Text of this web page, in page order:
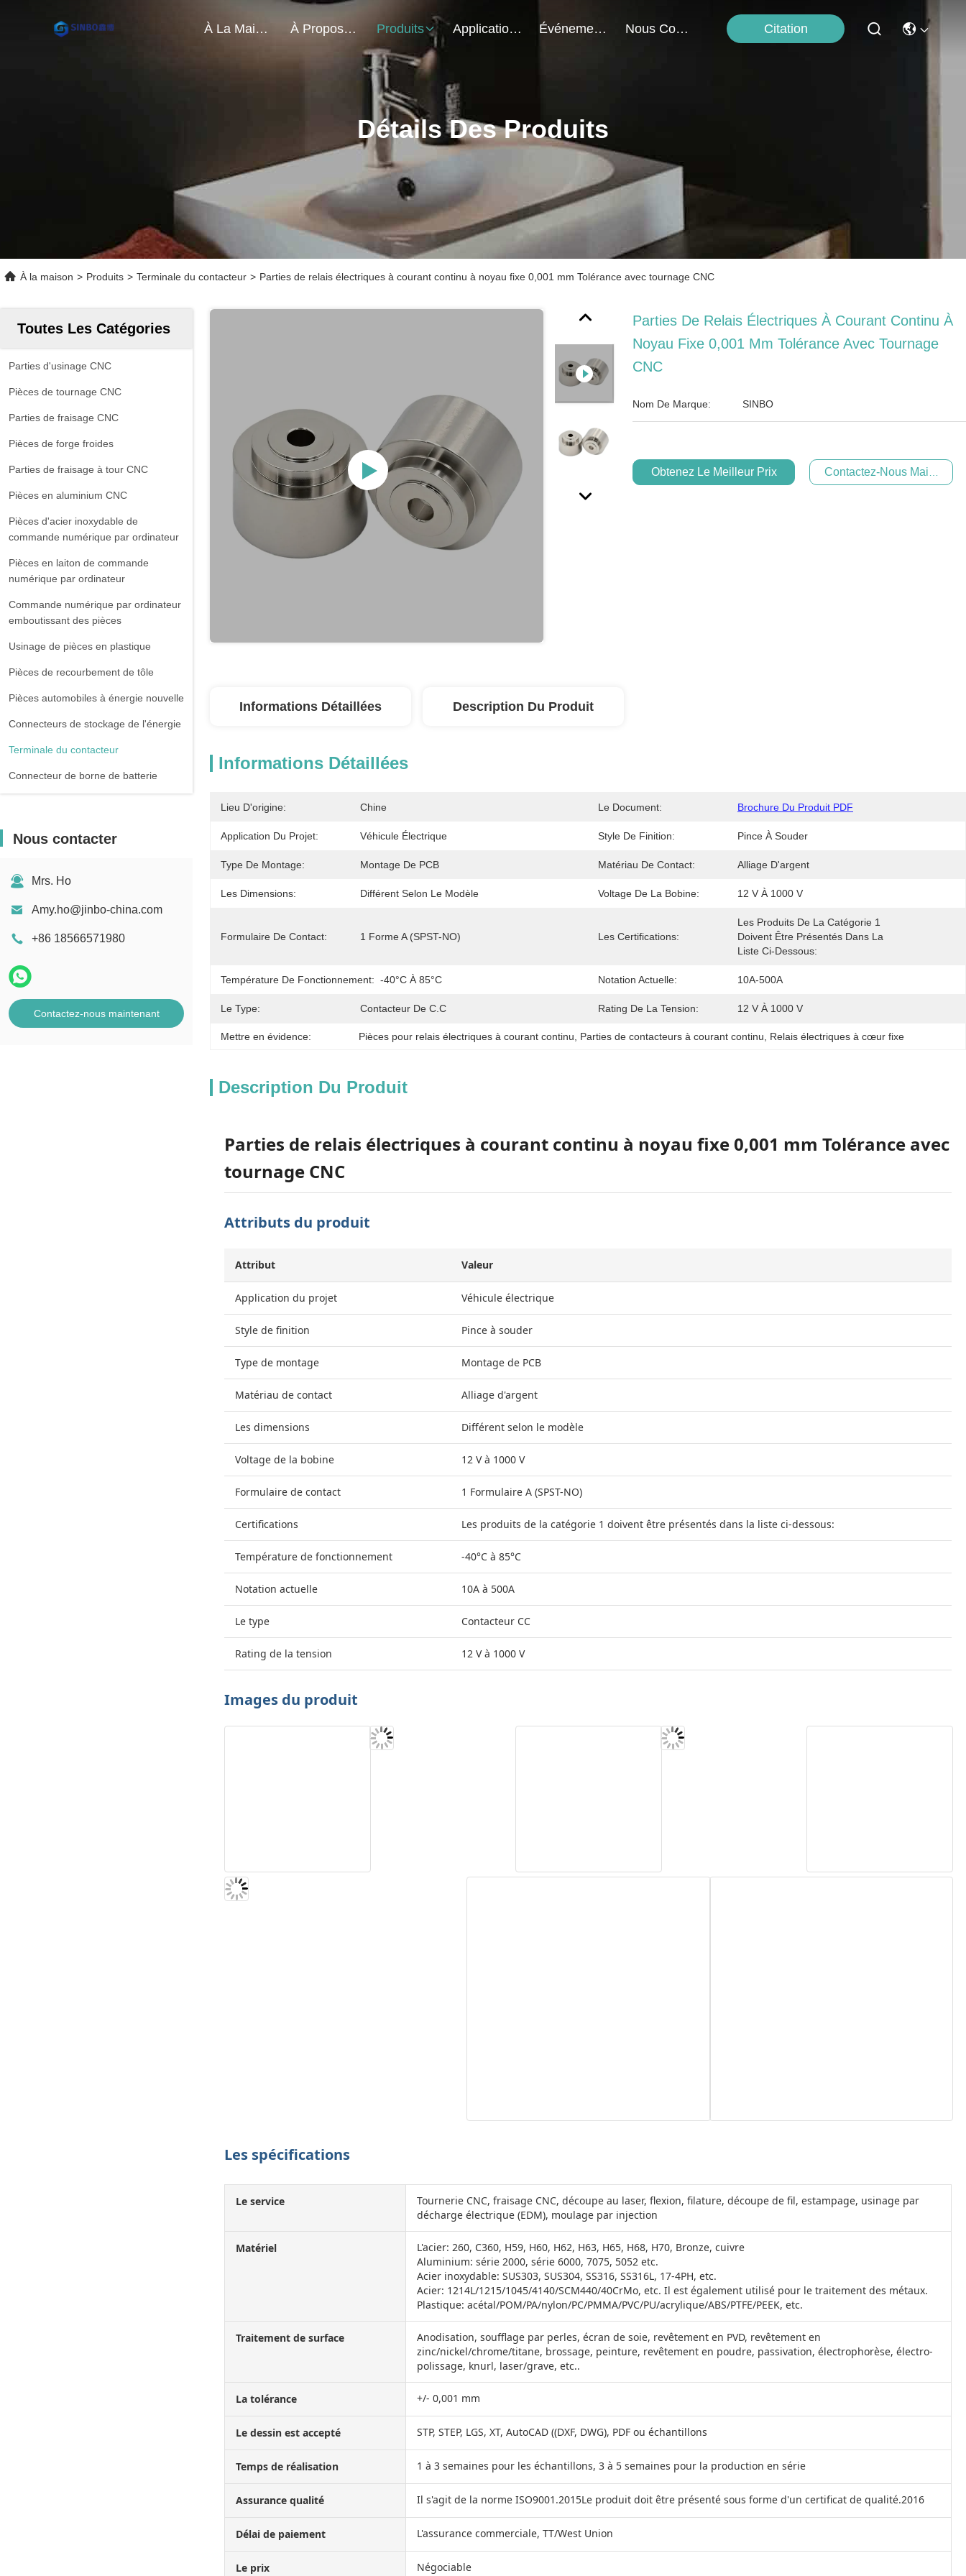
À La Maison À Propos De Nous Produits Application Du Projet Événements Nous Contacter Citation
Détails Des Produits
À la maison > Produits > Terminale du contacteur > Parties de relais électriques à courant continu à noyau fixe 0,001 mm Tolérance avec tournage CNC
Toutes Les Catégories
Parties d'usinage CNC
Pièces de tournage CNC
Parties de fraisage CNC
Pièces de forge froides
Parties de fraisage à tour CNC
Pièces en aluminium CNC
Pièces d'acier inoxydable de
commande numérique par ordinateur
Pièces en laiton de commande
numérique par ordinateur
Commande numérique par ordinateur
emboutissant des pièces
Usinage de pièces en plastique
Pièces de recourbement de tôle
Pièces automobiles à énergie nouvelle
Connecteurs de stockage de l'énergie
Terminale du contacteur
Connecteur de borne de batterie
Nous contacter
Mrs. Ho
Amy.ho@jinbo-china.com
+86 18566571980
Contactez-nous maintenant
Parties De Relais Électriques À Courant Continu À
Noyau Fixe 0,001 Mm Tolérance Avec Tournage
CNC
Nom De Marque: SINBO
Obtenez Le Meilleur Prix Contactez-Nous Maintenant
Informations Détaillées Description Du Produit
Informations Détaillées
Lieu D'origine: Chine Le Document: Brochure Du Produit PDF
Application Du Projet: Véhicule Électrique Style De Finition: Pince À Souder
Type De Montage: Montage De PCB Matériau De Contact: Alliage D'argent
Les Dimensions: Différent Selon Le Modèle Voltage De La Bobine: 12 V À 1000 V
Formulaire De Contact: 1 Forme A (SPST-NO) Les Certifications:
Les Produits De La Catégorie 1
Doivent Être Présentés Dans La
Liste Ci-Dessous:
Température De Fonctionnement: -40°C À 85°C Notation Actuelle: 10A-500A
Le Type: Contacteur De C.C Rating De La Tension: 12 V À 1000 V
Mettre en évidence: Pièces pour relais électriques à courant continu Parties de contacteurs à courant continu Relais électriques à cœur fixe
Description Du Produit
Parties de relais électriques à courant continu à noyau fixe 0,001 mm Tolérance avec
tournage CNC
Attributs du produit
Attribut Valeur
Application du projet Véhicule électrique
Style de finition Pince à souder
Type de montage Montage de PCB
Matériau de contact Alliage d'argent
Les dimensions Différent selon le modèle
Voltage de la bobine 12 V à 1000 V
Formulaire de contact 1 Formulaire A (SPST-NO)
Certifications Les produits de la catégorie 1 doivent être présentés dans la liste ci-dessous:
Température de fonctionnement -40°C à 85°C
Notation actuelle 10A à 500A
Le type Contacteur CC
Rating de la tension 12 V à 1000 V
Images du produit
Les spécifications
Le service
Tournerie CNC, fraisage CNC, découpe au laser, flexion, filature, découpe de fil, estampage, usinage par
décharge électrique (EDM), moulage par injection
Matériel
L'acier: 260, C360, H59, H60, H62, H63, H65, H68, H70, Bronze, cuivre
Aluminium: série 2000, série 6000, 7075, 5052 etc.
Acier inoxydable: SUS303, SUS304, SS316, SS316L, 17-4PH, etc.
Acier: 1214L/1215/1045/4140/SCM440/40CrMo, etc. Il est également utilisé pour le traitement des métaux.
Plastique: acétal/POM/PA/nylon/PC/PMMA/PVC/PU/acrylique/ABS/PTFE/PEEK, etc.
Traitement de surface
Anodisation, soufflage par perles, écran de soie, revêtement en PVD, revêtement en
zinc/nickel/chrome/titane, brossage, peinture, revêtement en poudre, passivation, électrophorèse, électro-
polissage, knurl, laser/grave, etc..
La tolérance +/- 0,001 mm
Le dessin est accepté STP, STEP, LGS, XT, AutoCAD ((DXF, DWG), PDF ou échantillons
Temps de réalisation 1 à 3 semaines pour les échantillons, 3 à 5 semaines pour la production en série
Assurance qualité Il s'agit de la norme ISO9001.2015Le produit doit être présenté sous forme d'un certificat de qualité.2016
Délai de paiement L'assurance commerciale, TT/West Union
Le prix Négociable